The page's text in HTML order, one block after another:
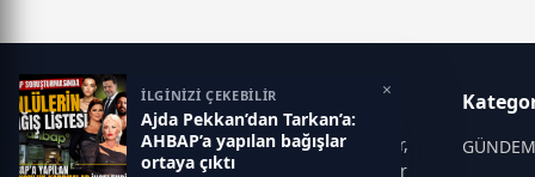
İLGİNİZİ ÇEKEBİLİR
Ajda Pekkan’dan Tarkan’a:
AHBAP’a yapılan bağışlar
ortaya çıktı
×
Klas Haber
Klas Haber; magazin dünyası, ünlüler,
son dakika gelişmeleri ve dedikodular
GÜNDEM